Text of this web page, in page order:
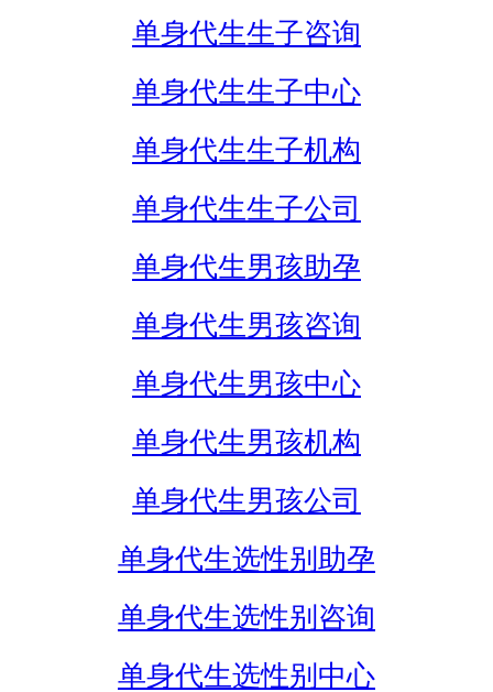
单身代生生子咨询
单身代生生子中心
单身代生生子机构
单身代生生子公司
单身代生男孩助孕
单身代生男孩咨询
单身代生男孩中心
单身代生男孩机构
单身代生男孩公司
单身代生选性别助孕
单身代生选性别咨询
单身代生选性别中心